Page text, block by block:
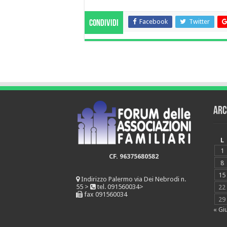
Condividi Facebook Twitter
CF. 96375680582
Indirizzo Palermo via Dei Nebrodi n.
55 >
tel. 091560034>
fax 091560034
L
1
8
15
22
29
«